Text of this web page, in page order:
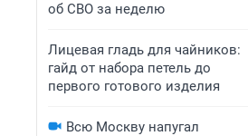
об СВО за неделю
Лицевая гладь для чайников:
гайд от набора петель до
первого готового изделия
Всю Москву напугал